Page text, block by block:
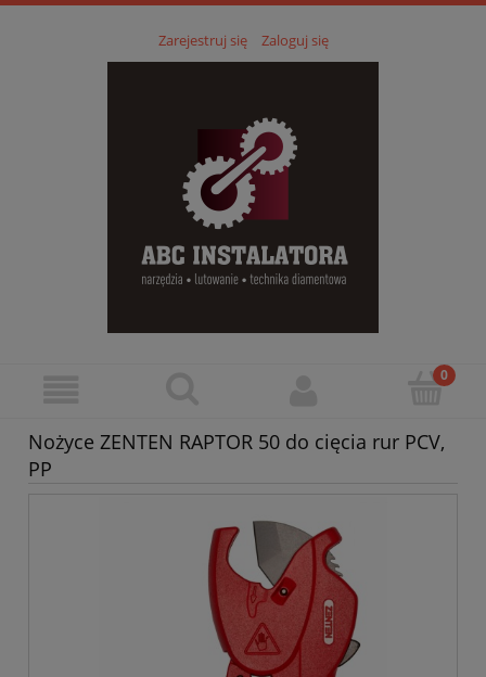
Zarejestruj się Zaloguj się
Nożyce ZENTEN RAPTOR 50 do cięcia rur PCV,
PP